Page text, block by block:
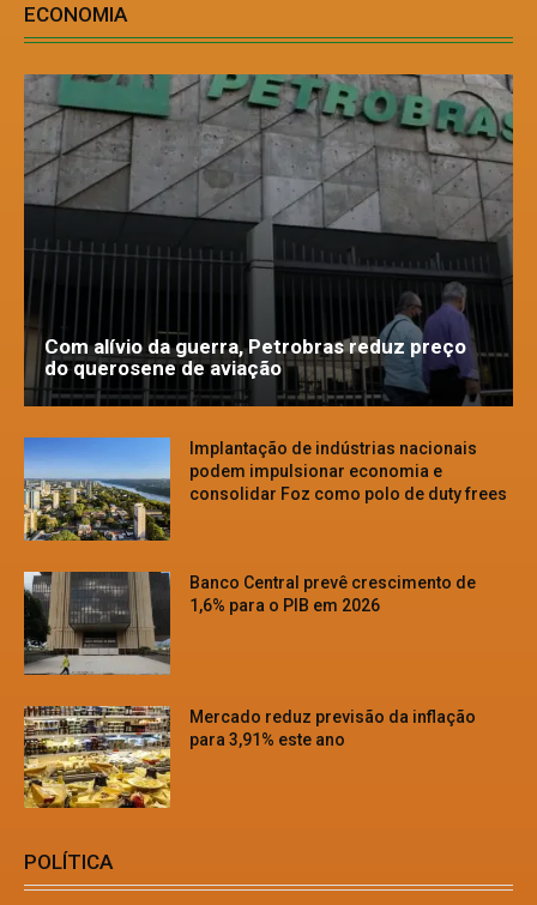
ECONOMIA
Com alívio da guerra, Petrobras reduz preço
do querosene de aviação
Implantação de indústrias nacionais
podem impulsionar economia e
consolidar Foz como polo de duty frees
Banco Central prevê crescimento de
1,6% para o PIB em 2026
Mercado reduz previsão da inflação
para 3,91% este ano
POLÍTICA